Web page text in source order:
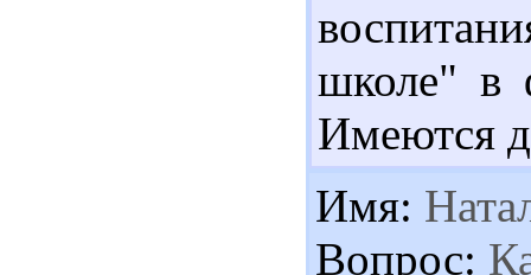
школе" в
Имеются
Имя:
Вопрос: